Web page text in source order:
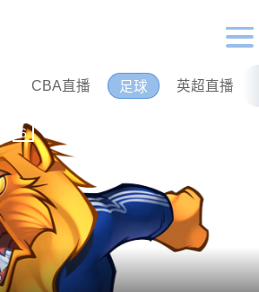
CBA直播 足球 英超直播
6